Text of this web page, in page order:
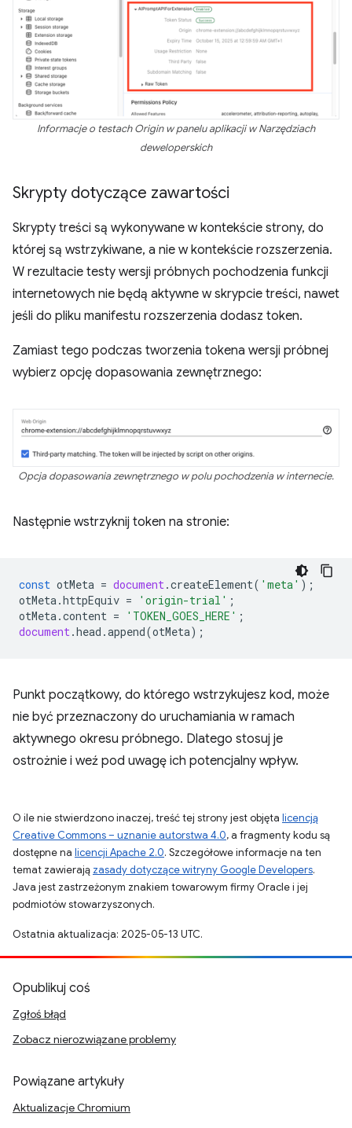
Informacje o testach Origin w panelu aplikacji w Narzędziach
deweloperskich
Skrypty dotyczące zawartości
Skrypty treści są wykonywane w kontekście strony, do
której są wstrzykiwane, a nie w kontekście rozszerzenia.
W rezultacie testy wersji próbnych pochodzenia funkcji
internetowych nie będą aktywne w skrypcie treści, nawet
jeśli do pliku manifestu rozszerzenia dodasz token.
Zamiast tego podczas tworzenia tokena wersji próbnej
wybierz opcję dopasowania zewnętrznego:
Opcja dopasowania zewnętrznego w polu pochodzenia w internecie.
Następnie wstrzyknij token na stronie:
const otMeta = document.createElement( 'meta' );
otMeta.httpEquiv = 'origin-trial' ;
otMeta.content = 'TOKEN_GOES_HERE' ;
document.head .append(otMeta);
Punkt początkowy, do którego wstrzykujesz kod, może
nie być przeznaczony do uruchamiania w ramach
aktywnego okresu próbnego. Dlatego stosuj je
ostrożnie i weź pod uwagę ich potencjalny wpływ.
O ile nie stwierdzono inaczej, treść tej strony jest objęta licencją
Creative Commons – uznanie autorstwa 4.0, a fragmenty kodu są
dostępne na licencji Apache 2.0. Szczegółowe informacje na ten
temat zawierają zasady dotyczące witryny Google Developers.
Java jest zastrzeżonym znakiem towarowym firmy Oracle i jej
podmiotów stowarzyszonych.
Ostatnia aktualizacja: 2025-05-13 UTC.
Opublikuj coś
Zgłoś błąd
Zobacz nierozwiązane problemy
Powiązane artykuły
Aktualizacje Chromium